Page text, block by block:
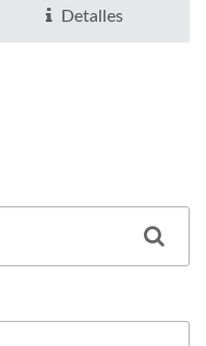
Detalles